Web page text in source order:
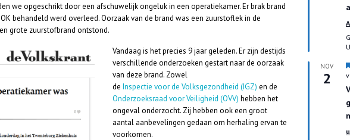
we opgeschrikt door een afschuwelijk ongeluk in een operatiekamer. Er brak brand
behandeld werd overleed. Oorzaak van de brand was een zuurstoflek in de
grote zuurstofbrand ontstond.
Vandaag is het precies 9 jaar geleden. Er zijn destijds
verschillende onderzoeken gestart naar de oorzaak
van deze brand. Zowel
de Inspectie voor de Volksgezondheid (IGZ) en de
Onderzoeksraad voor Veiligheid (OVV) hebben het
ongeval onderzocht. Zij hebben ook een groot
aantal aanbevelingen gedaan om herhaling ervan te
voorkomen.
NOV
2